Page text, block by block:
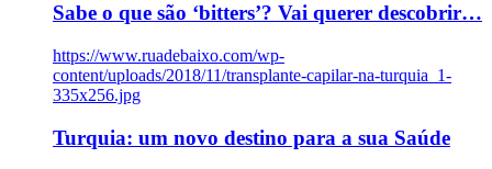
Sabe o que são ‘bitters’? Vai querer descobrir…
https://www.ruadebaixo.com/wp-
content/uploads/2018/11/transplante-capilar-na-turquia_1-
335x256.jpg
Turquia: um novo destino para a sua Saúde